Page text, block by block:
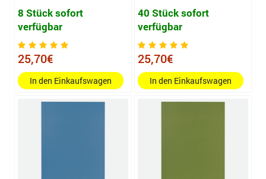
8 Stück sofort
verfügbar
25,70€
In den Einkaufswagen
40 Stück sofort
verfügbar
25,70€
In den Einkaufswagen